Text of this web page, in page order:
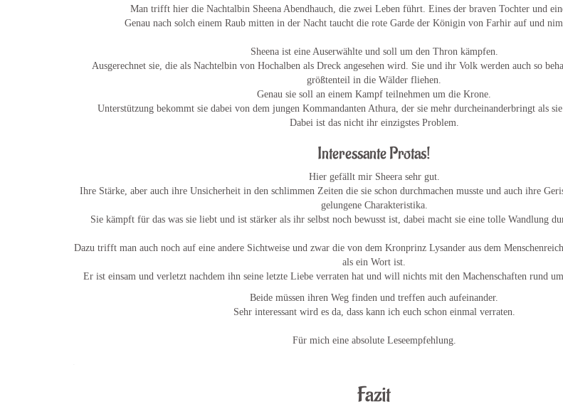
Man trifft hier die Nachtalbin Sheena Abendhauch, die zwei Leben führt. Eines der braven Tochter und
Genau nach solch einem Raub mitten in der Nacht taucht die rote Garde der Königin von Farhir auf und
Sheena ist eine Auserwählte und soll um den Thron kämpfen.
Ausgerechnet sie, die als Nachtelbin von Hochalben als Dreck angesehen wird. Sie und ihr Volk werden auch so
größtenteil in die Wälder fliehen.
Genau sie soll an einem Kampf teilnehmen um die Krone.
Unterstützung bekommt sie dabei von dem jungen Kommandanten Athura, der sie mehr durcheinanderbringt als
Dabei ist das nicht ihr einzigstes Problem.
Interessante Protas!
Hier gefällt mir Sheera sehr gut.
Ihre Stärke, aber auch ihre Unsicherheit in den schlimmen Zeiten die sie schon durchmachen musste und auch ihre
gelungene Charakteristika.
Sie kämpft für das was sie liebt und ist stärker als ihr selbst noch bewusst ist, dabei macht sie eine tolle Wandlung
Dazu trifft man auch noch auf eine andere Sichtweise und zwar die von dem Kronprinz Lysander aus dem
als ein Wort ist.
Er ist einsam und verletzt nachdem ihn seine letzte Liebe verraten hat und will nichts mit den Machenschaften rund
Beide müssen ihren Weg finden und treffen auch aufeinander.
Sehr interessant wird es da, dass kann ich euch schon einmal verraten.
Für mich eine absolute Leseempfehlung.
Fazit